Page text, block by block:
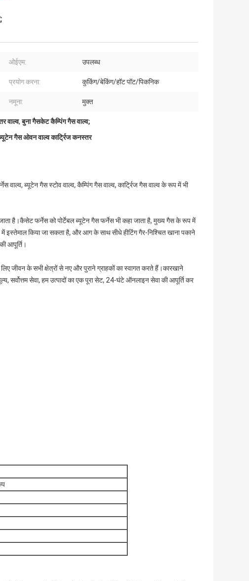
ओईएम: उपलब्ध
प्रयोग करना: कुकिंग/बेकिंग/हॉट पॉट/पिकनिक
नमूना: मुक्त
वाल्व,बुना गैसकेट कैम्पिंग गैस वाल्व;
गैस ओवन वाल्व कार्ट्रिज कनस्तर
ब्यूटेन गैस स्टोव वाल्व, कैम्पिंग गैस वाल्व, कार्ट्रिज गैस वाल्व के रूप में भी
है।कैसेट फर्नेस को पोर्टेबल ब्यूटेन गैस फर्नेस भी कहा जाता है, मुख्य गैस के रूप में
किया जा सकता है, और आग के साथ सीधे हीटिंग गैर-निश्चित खाना पकाने
आपूर्ति।
जीवन के सभी क्षेत्रों से नए और पुराने ग्राहकों का स्वागत करते हैं।कारखाने
सर्वोत्तम सेवा, हम उत्पादों का एक पूरा सेट, 24-घंटे ऑनलाइन सेवा की आपूर्ति कर